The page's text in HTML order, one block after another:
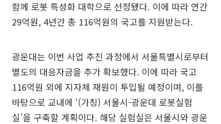
함께 로봇 특성화 대학으로 선정됐다. 이에 따라 연간
29억원, 4년간 총 116억원의 국고를 지원받는다.
광운대는 이번 사업 추진 과정에서 서울특별시로부터
별도의 대응자금을 추가 확보했다. 이에 따라 국고
116억원 외에 지자체 재원이 투입될 예정이며, 이를
바탕으로 교내에 ‘(가칭) 서울시-광운대 로봇실험
실’을 구축할 계획이다. 해당 실험실은 서울시와 광운